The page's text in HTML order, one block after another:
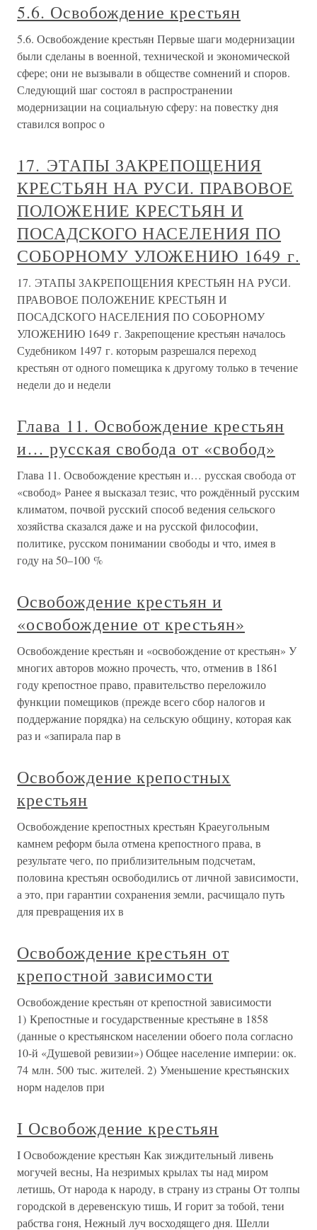
5.6. Освобождение крестьян
5.6. Освобождение крестьян Первые шаги модернизации
были сделаны в военной, технической и экономической
сфере; они не вызывали в обществе сомнений и споров.
Следующий шаг состоял в распространении
модернизации на социальную сферу: на повестку дня
ставился вопрос о
17. ЭТАПЫ ЗАКРЕПОЩЕНИЯ
КРЕСТЬЯН НА РУСИ. ПРАВОВОЕ
ПОЛОЖЕНИЕ КРЕСТЬЯН И
ПОСАДСКОГО НАСЕЛЕНИЯ ПО
СОБОРНОМУ УЛОЖЕНИЮ 1649 г.
17. ЭТАПЫ ЗАКРЕПОЩЕНИЯ КРЕСТЬЯН НА РУСИ.
ПРАВОВОЕ ПОЛОЖЕНИЕ КРЕСТЬЯН И
ПОСАДСКОГО НАСЕЛЕНИЯ ПО СОБОРНОМУ
УЛОЖЕНИЮ 1649 г. Закрепощение крестьян началось
Судебником 1497 г. которым разрешался переход
крестьян от одного помещика к другому только в течение
недели до и недели
Глава 11. Освобождение крестьян
и… русская свобода от «свобод»
Глава 11. Освобождение крестьян и… русская свобода от
«свобод» Ранее я высказал тезис, что рождённый русским
климатом, почвой русский способ ведения сельского
хозяйства сказался даже и на русской философии,
политике, русском понимании свободы и что, имея в
году на 50–100 %
Освобождение крестьян и
«освобождение от крестьян»
Освобождение крестьян и «освобождение от крестьян» У
многих авторов можно прочесть, что, отменив в 1861
году крепостное право, правительство переложило
функции помещиков (прежде всего сбор налогов и
поддержание порядка) на сельскую общину, которая как
раз и «запирала пар в
Освобождение крепостных
крестьян
Освобождение крепостных крестьян Краеугольным
камнем реформ была отмена крепостного права, в
результате чего, по приблизительным подсчетам,
половина крестьян освободились от личной зависимости,
а это, при гарантии сохранения земли, расчищало путь
для превращения их в
Освобождение крестьян от
крепостной зависимости
Освобождение крестьян от крепостной зависимости
1) Крепостные и государственные крестьяне в 1858
(данные о крестьянском населении обоего пола согласно
10-й «Душевой ревизии») Общее население империи: ок.
74 млн. 500 тыс. жителей. 2) Уменьшение крестьянских
норм наделов при
I Освобождение крестьян
I Освобождение крестьян Как зиждительный ливень
могучей весны, На незримых крылах ты над миром
летишь, От народа к народу, в страну из страны От толпы
городской в деревенскую тишь, И горит за тобой, тени
рабства гоня, Нежный луч восходящего дня. Шелли